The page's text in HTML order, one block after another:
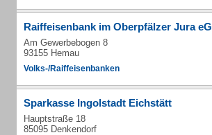
Raiffeisenbank im Oberpfälzer Jura eG
Am Gewerbebogen 8
93155 Hemau
Volks-/Raiffeisenbanken
Sparkasse Ingolstadt Eichstätt
Hauptstraße 18
85095 Denkendorf